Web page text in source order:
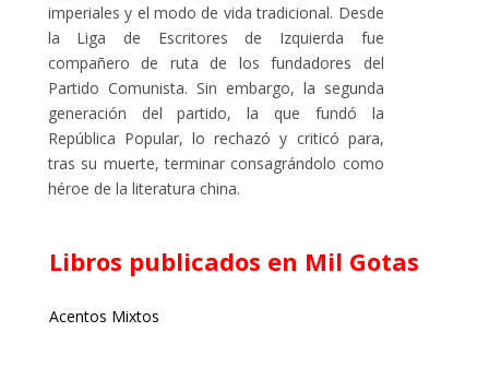
imperiales y el modo de vida tradicional. Desde
la Liga de Escritores de Izquierda fue
compañero de ruta de los fundadores del
Partido Comunista. Sin embargo, la segunda
generación del partido, la que fundó la
República Popular, lo rechazó y criticó para,
tras su muerte, terminar consagrándolo como
héroe de la literatura china.
Libros publicados en Mil Gotas
Acentos Mixtos